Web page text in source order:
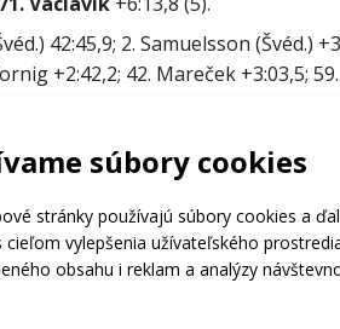
súbory cookies
stránky používajú súbory cookies a
cieľom vylepšenia užívateľského
obsahu i reklam a analýzy
42:45,9; 2. Samuelsson (Švéd.)
+2:42,2; 42. Mareček +3:03,5;
1:28,9; 2. Ranta (Fin.) 1:30,4; 3.
Mareček 2:01,4; 103. Krčmář 2:28,8
Hornig, který si díky čisté střelbě
jsem chyby, které jsem dělal.
terč a dorazil do cíle na 20.
poslední rána… Mrzí mě.
Michal.